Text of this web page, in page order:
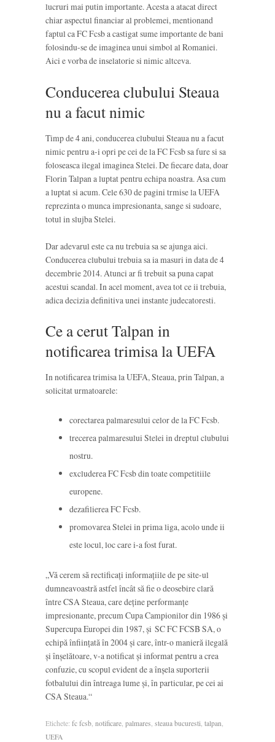
lucruri mai putin importante. Acesta a atacat direct
chiar aspectul financiar al problemei, mentionand
faptul ca FC Fcsb a castigat sume importante de bani
folosindu-se de imaginea unui simbol al Romaniei.
Aici e vorba de inselatorie si nimic altceva.
Conducerea clubului Steaua
nu a facut nimic
Timp de 4 ani, conducerea clubului Steaua nu a facut
nimic pentru a-i opri pe cei de la FC Fcsb sa fure si sa
foloseasca ilegal imaginea Stelei. De fiecare data, doar
Florin Talpan a luptat pentru echipa noastra. Asa cum
a luptat si acum. Cele 630 de pagini trmise la UEFA
reprezinta o munca impresionanta, sange si sudoare,
totul in slujba Stelei.
Dar adevarul este ca nu trebuia sa se ajunga aici.
Conducerea clubului trebuia sa ia masuri in data de 4
decembrie 2014. Atunci ar fi trebuit sa puna capat
acestui scandal. In acel moment, avea tot ce ii trebuia,
adica decizia definitiva unei instante judecatoresti.
Ce a cerut Talpan in
notificarea trimisa la UEFA
In notificarea trimisa la UEFA, Steaua, prin Talpan, a
solicitat urmatoarele:
corectarea palmaresului celor de la FC Fcsb.
trecerea palmaresului Stelei in dreptul clubului
nostru.
excluderea FC Fcsb din toate competitiile
europene.
dezafilierea FC Fcsb.
promovarea Stelei in prima liga, acolo unde ii
este locul, loc care i-a fost furat.
„Vă cerem să rectificaţi informaţiile de pe site-ul
dumneavoastră astfel încât să fie o deosebire clară
între CSA Steaua, care deţine performanţe
impresionante, precum Cupa Campionilor din 1986 şi
Supercupa Europei din 1987, şi SC FC FCSB SA, o
echipă înfiinţată în 2004 şi care, într-o manieră ilegală
şi înşelătoare, v-a notificat şi informat pentru a crea
confuzie, cu scopul evident de a înşela suporterii
fotbalului din întreaga lume şi, în particular, pe cei ai
CSA Steaua.“
Etichete: fc fcsb, notificare, palmares, steaua bucuresti, talpan,
UEFA